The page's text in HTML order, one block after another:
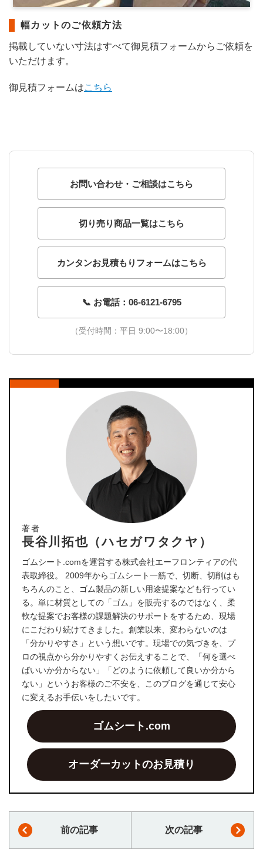
幅カットのご依頼方法
掲載していない寸法はすべて御見積フォームからご依頼を
いただけます。
御見積フォームはこちら
お問い合わせ・ご相談はこちら
切り売り商品一覧はこちら
カンタンお見積もりフォームはこちら
📞 お電話：06-6121-6795
（受付時間：平日 9:00〜18:00）
著者
長谷川拓也（ハセガワタクヤ）
ゴムシート.comを運営する株式会社エーフロンティアの代
表取締役。 2009年からゴムシート一筋で、切断、切削はも
ちろんのこと、ゴム製品の新しい用途提案なども行ってい
る。単に材質としての「ゴム」を販売するのではなく、柔
軟な提案でお客様の課題解決のサポートをするため、現場
にこだわり続けてきました。創業以来、変わらないのは
「分かりやすさ」という想いです。現場での気づきを、プ
ロの視点から分かりやすくお伝えすることで、「何を選べ
ばいいか分からない」「どのように依頼して良いか分から
ない」というお客様のご不安を、このブログを通じて安心
に変えるお手伝いをしたいです。
ゴムシート.com
オーダーカットのお見積り
前の記事 次の記事